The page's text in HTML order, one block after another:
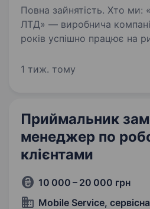
Повна зайнятість. Хто ми: «ТОВ «Біопластик
ЛТД» — виробнича
років успішно працює на
полотно; рукав;
1 тиж. тому
Приймальник
менеджер по
клієнтами
10 000 – 20 000 грн
Mobile Service,